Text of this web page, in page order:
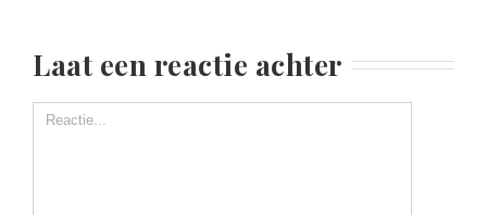
Laat een reactie achter